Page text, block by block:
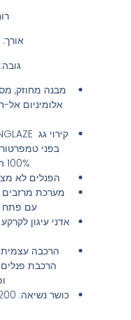
אורך: 330.5-341.5 ס"מ
גובה: 256.5-324 ס"מ
מבנה מחוזק,
אלומיניום
בפני
100% הגנה מפני קרינת UV מזיקה
הפנלים לא
מערכת
עם פתח
אדני עיגון
הרכבת